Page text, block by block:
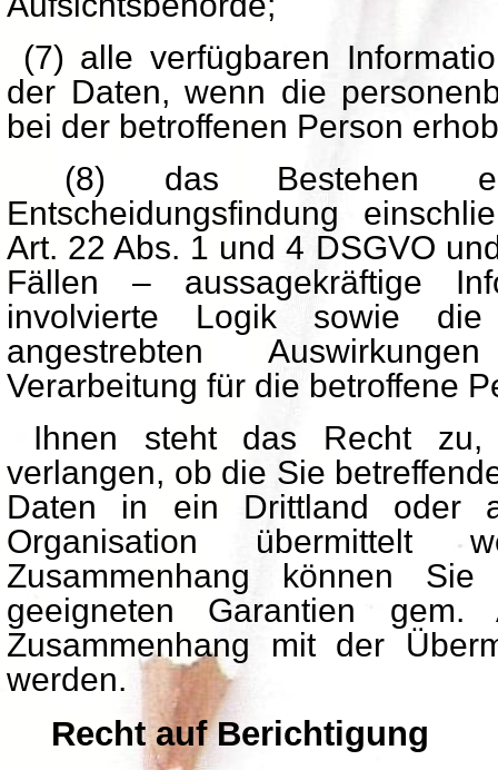
(7) alle verfügbaren
der Daten, wenn die
bei der betroffenen Person
(8) das Bestehen
Entscheidungsfindung
Art. 22 Abs. 1 und 4 DSGVO
Fällen – aussagekräftige
involvierte Logik sowie
angestrebten
Verarbeitung für die betroffene
Ihnen steht das Recht zu,
verlangen, ob die Sie
Daten in ein Drittland oder
Organisation übermittelt
Zusammenhang können
geeigneten Garantien
Zusammenhang mit der
werden.
Recht auf Berichtigung